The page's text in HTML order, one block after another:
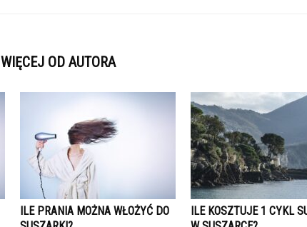
WIĘCEJ OD AUTORA
ILE PRANIA MOŻNA WŁOŻYĆ DO
ILE KOSZTUJE 1 CYKL